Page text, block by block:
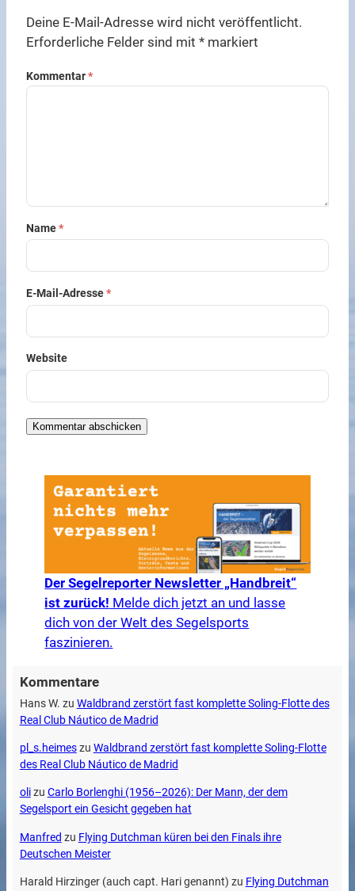
Deine E-Mail-Adresse wird nicht veröffentlicht.
Erforderliche Felder sind mit* markiert
Kommentar*
Name*
E-Mail-Adresse*
Website
Der Segelreporter Newsletter „Handbreit“
ist zurück! Melde dich jetzt an und lasse
dich von der Welt des Segelsports
faszinieren.
Kommentare
Hans W. zu Waldbrand zerstört fast komplette Soling-Flotte des
Real Club Náutico de Madrid
pl_s.heimeszu Waldbrand zerstört fast komplette Soling-Flotte
des Real Club Náutico de Madrid
olizu Carlo Borlenghi (1956–2026): Der Mann, der dem
Segelsport ein Gesicht gegeben hat
Manfred zu Flying Dutchman küren bei den Finals ihre
Deutschen Meister
Harald Hirzinger (auch capt. Hari genannt) zu Flying Dutchman